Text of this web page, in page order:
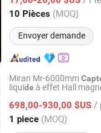
10 Pièces (MOQ)
Envoyer demande
Depuis 2024
Miran Mr-6000mm
liquide à effet Hall
698,00-930,00 $US /
1 piece (MOQ)
Co., Ltd.
Depuis 2018